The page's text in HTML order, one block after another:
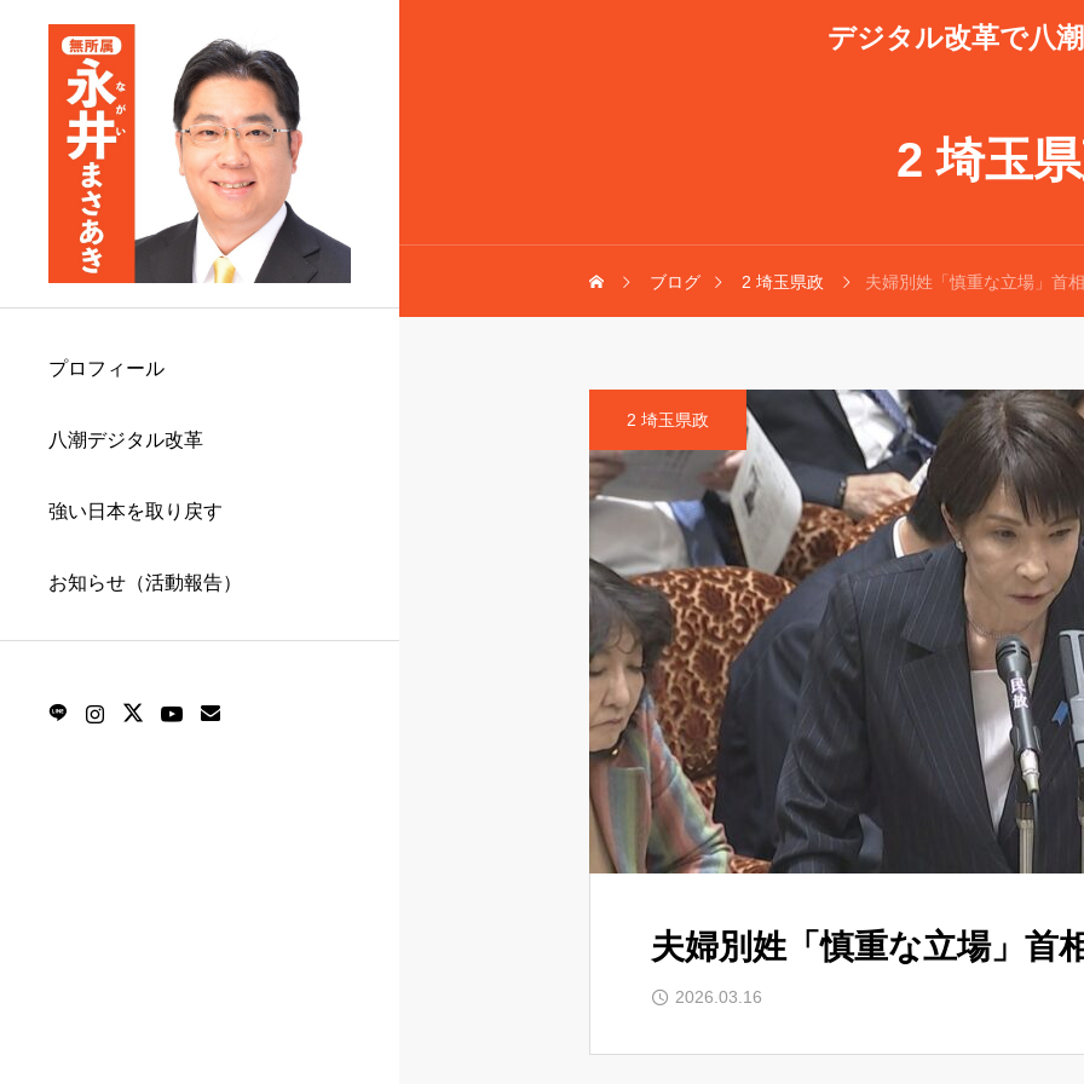
デジタル改革で八
プロフィール
八潮デジタル改革
強い日本を取り戻す
お知らせ（活動報告）
2 埼玉
ブログ 2 埼玉県政 夫婦別姓「慎重な立場」首
2 埼玉県政
夫婦別姓「慎重な立場」首
2026.03.16